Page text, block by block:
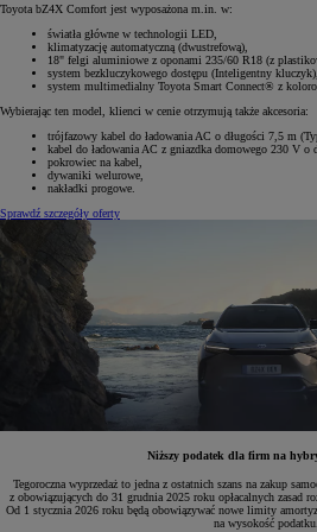
Toyota bZ4X Comfort jest wyposażona m.in. w:
światła główne w technologii LED,
klimatyzację automatyczną (dwustrefową),
18" felgi aluminiowe z oponami 235/60 R18 (z
system bezkluczykowego dostępu (Inteligentny kluczyk),
system multimedialny Toyota Smart Connect® z
Wybierając ten model, klienci w cenie otrzymują także akcesoria:
trójfazowy kabel do ładowania AC o długości 7,5 m
kabel do ładowania AC z gniazdka domowego 230 V o
pokrowiec na kabel,
dywaniki welurowe,
nakładki progowe.
Sprawdź szczegóły oferty
Niższy podatek dla firm na
Tegoroczna wyprzedaż to jedna z ostatnich szans na zakup
z obowiązujących do 31 grudnia 2025 roku opłacalnych zasad
Od 1 stycznia 2026 roku będą obowiązywać nowe limity
na wysokość podatku.